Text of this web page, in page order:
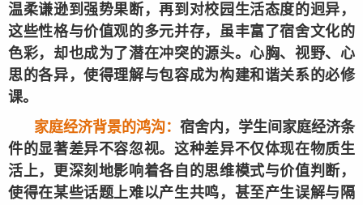
温柔谦逊到强势果断，再到对校园生活态度的迥异，
这些性格与价值观的多元并存，虽丰富了宿舍文化的
色彩，却也成为了潜在冲突的源头。心胸、视野、心
思的各异，使得理解与包容成为构建和谐关系的必修
课。
家庭经济背景的鸿沟： 宿舍内，学生间家庭经济条
件的显著差异不容忽视。这种差异不仅体现在物质生
活上，更深刻地影响着各自的思维模式与价值判断，
使得在某些话题上难以产生共鸣，甚至产生误解与隔